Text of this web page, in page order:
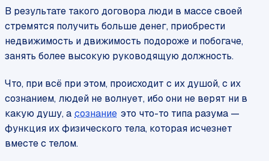
В результате такого договора люди в массе своей
стремятся получить больше денег, приобрести
недвижимость и движимость подороже и побогаче,
занять более высокую руководящую должность.
Что, при всё при этом, происходит с их душой, с их
сознанием, людей не волнует, ибо они не верят ни в
какую душу, а сознание это что-то типа разума —
функция их физического тела, которая исчезнет
вместе с телом.